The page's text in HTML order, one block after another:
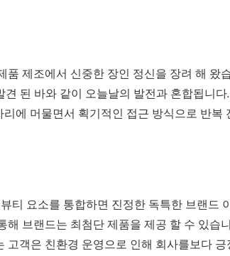
품 제조에서 신중한 장인 정신을 장려 해 왔
된 바와 같이 오늘날의 발전과 혼합됩니
에 머물면서 획기적인 접근 방식으로 반복
티 요소를 통합하면 진정한 독특한 브랜드
브랜드는 최첨단 제품을 제공 할 수 있습
고객은 친환경 운영으로 인해 회사를보다